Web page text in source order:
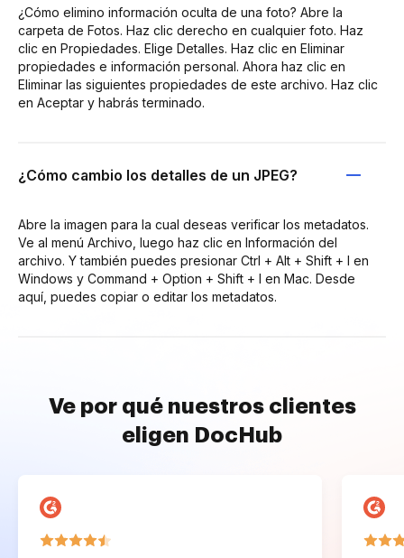
¿Cómo elimino información oculta de una foto? Abre la
carpeta de Fotos. Haz clic derecho en cualquier foto. Haz
clic en Propiedades. Elige Detalles. Haz clic en Eliminar
propiedades e información personal. Ahora haz clic en
Eliminar las siguientes propiedades de este archivo. Haz clic
en Aceptar y habrás terminado.
¿Cómo cambio los detalles de un JPEG?
Abre la imagen para la cual deseas verificar los metadatos.
Ve al menú Archivo, luego haz clic en Información del
archivo. Y también puedes presionar Ctrl + Alt + Shift + I en
Windows y Command + Option + Shift + I en Mac. Desde
aquí, puedes copiar o editar los metadatos.
Ve por qué nuestros clientes
eligen DocHub